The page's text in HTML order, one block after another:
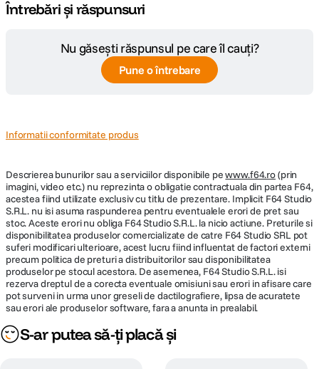
Întrebări și răspunsuri
Nu găsești răspunsul pe care îl cauți?
Pune o întrebare
Informatii conformitate produs
Descrierea bunurilor sau a serviciilor disponibile pewww.f64.ro(prin
imagini, video etc.) nu reprezinta o obligatie contractuala din partea F64,
acestea fiind utilizate exclusiv cu titlu de prezentare. Implicit F64 Studio
S.R.L. nu isi asuma raspunderea pentru eventualele erori de pret sau
stoc. Aceste erori nu obliga F64 Studio S.R.L. la nicio actiune. Preturile si
disponibilitatea produselor comercializate de catre F64 Studio SRL pot
suferi modificari ulterioare, acest lucru fiind influentat de factori externi
precum politica de preturi a distribuitorilor sau disponibilitatea
produselor pe stocul acestora. De asemenea, F64 Studio S.R.L. isi
rezerva dreptul de a corecta eventuale omisiuni sau erori in afisare care
pot surveni in urma unor greseli de dactilografiere, lipsa de acuratete
sau erori ale produselor software, fara a anunta in prealabil.
S-ar putea să-ți placă și